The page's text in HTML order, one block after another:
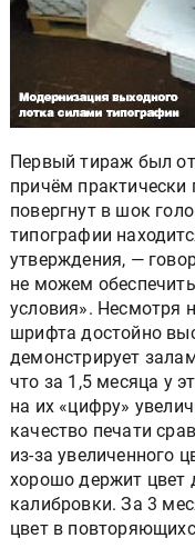
Первый тираж был
причём
повергнут в шок
типографии
утверждения, —
не можем
условия». Несмотря
шрифта достойно
демонстрирует
что за 1,5 месяца у
на их «цифру»
качество печати
из-за увеличенного
хорошо держит цвет
калибровки. За 3
цвет в